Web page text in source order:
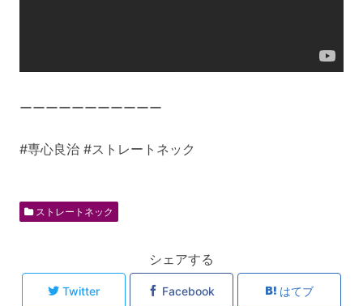
ーーーーーーーーーーー
#専心良治 #ストレートネック
ストレートネック
シェアする
Twitter Facebook はてブ